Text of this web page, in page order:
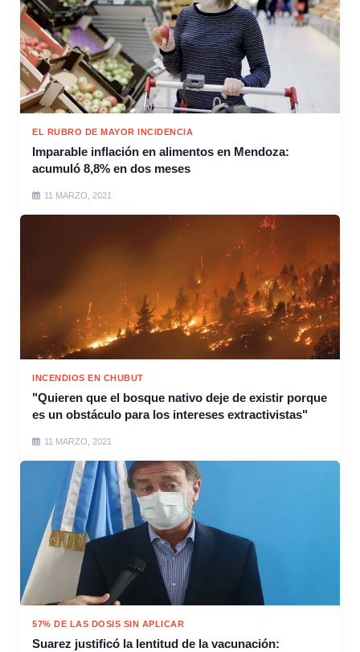
EL RUBRO DE MAYOR INCIDENCIA
Imparable inflación en alimentos en Mendoza:
acumuló 8,8% en dos meses
11 MARZO, 2021
INCENDIOS EN CHUBUT
"Quieren que el bosque nativo deje de existir porque
es un obstáculo para los intereses extractivistas"
11 MARZO, 2021
57% DE LAS DOSIS SIN APLICAR
Suarez justificó la lentitud de la vacunación: